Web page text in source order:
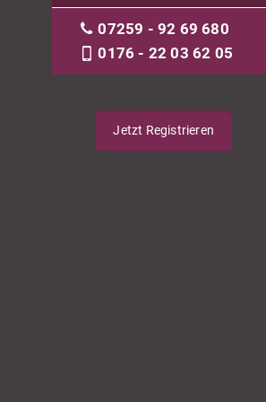
07259 - 92 69 680
0176 - 22 03 62 05
Jetzt Registrieren